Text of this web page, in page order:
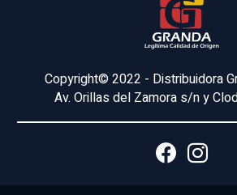
Copyright© 2022 - Distribuidora
Av. Orillas del Zamora s/n y